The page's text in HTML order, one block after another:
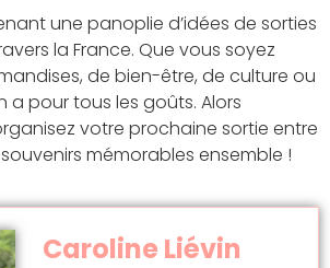
une panoplie d’idées de sorties
la France. Que vous soyez
de bien-être, de culture ou
a pour tous les goûts. Alors
votre prochaine sortie entre
mémorables ensemble !
Caroline Liévin